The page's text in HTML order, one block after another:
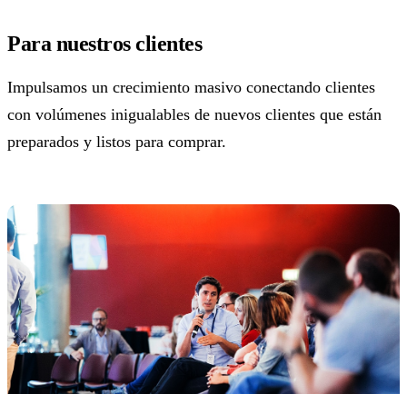
Para nuestros clientes
Impulsamos un crecimiento masivo conectando clientes
con volúmenes inigualables de nuevos clientes que están
preparados y listos para comprar.